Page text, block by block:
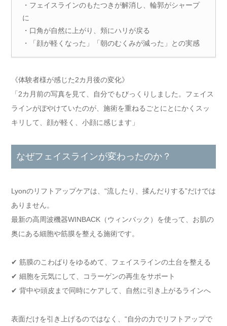
・フェイスラインのもたつきが解消し、輪郭がシャープ
に
・口角が自然に上がり、頬にハリが戻る
・「顔が軽くなった」「朝のむくみが減った」との実感
《体験者様が感じた2カ月後の変化》
「2カ月前の写真を見て、自分でもびっくりしました。フェイス
ラインがぼやけていたのが、施術を重ねるごとにとにかくスッ
キリして、顔が軽く、小顔に感じます」
なぜフェイスラインが変わったのか？
Lyonのリフトアップケアは、“流したり、揉んだりする”だけでは
ありません。
最新の高周波機器WINBACK（ウィンバック）を使って、お肌の
奥にある細胞や筋膜を整える施術です。
✔ 筋膜のこわばりをゆるめて、フェイスラインの土台を整える
✔ 細胞を元気にして、コラーゲンの再生をサポート
✔ 背中や頭皮まで同時にケアして、自然に引き上がるラインへ
表面だけを引き上げるのではなく、“自分の力でリフトアップで